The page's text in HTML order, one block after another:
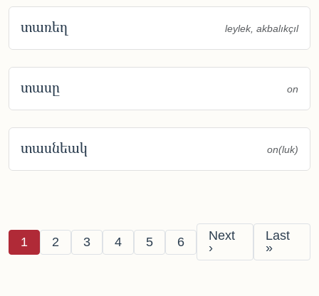
տառեղ leylek, akbalıkçıl
տասը on
տասնեակ on(luk)
Pagination
Page
1 Page
2 Page
3 Page
4 Page
5 Page
6 Next page
Next
›
Last
Last
»